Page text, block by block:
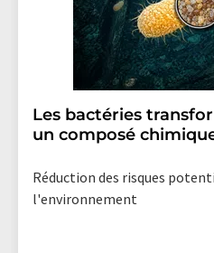
Les bactéries
un composé
Réduction des risques
l'environnement